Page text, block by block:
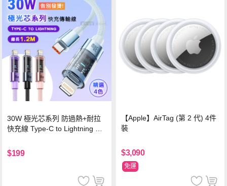
30W 極光芯系列 防過熱+耐拉
快充線 Type-C to Lightning 傳
$199
【Apple】AirTag (第 2 代) 4件
裝
$3,090
免運